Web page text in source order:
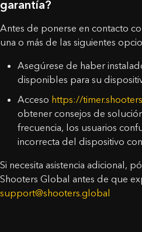
garantía?
Antes de ponerse en contacto
una o más de las siguientes
Asegúrese de haber
disponibles para su
Acceso https://
obtener consejos de
frecuencia, los usuarios
incorrecta del dispositivo
Si necesita asistencia adicional,
Shooters Global antes de que
support@shooters.global
¡Felicidades, recibirás una
Añade un SG Timer al carrito
funda
Mensaje
SÍ, LO ENTIENDO